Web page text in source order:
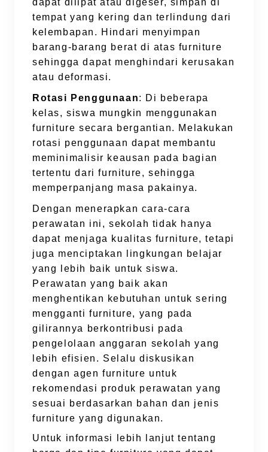
dapat dilipat atau digeser, simpan di
tempat yang kering dan terlindung dari
kelembapan. Hindari menyimpan
barang-barang berat di atas furniture
sehingga dapat menghindari kerusakan
atau deformasi.
Rotasi Penggunaan: Di beberapa
kelas, siswa mungkin menggunakan
furniture secara bergantian. Melakukan
rotasi penggunaan dapat membantu
meminimalisir keausan pada bagian
tertentu dari furniture, sehingga
memperpanjang masa pakainya.
Dengan menerapkan cara-cara
perawatan ini, sekolah tidak hanya
dapat menjaga kualitas furniture, tetapi
juga menciptakan lingkungan belajar
yang lebih baik untuk siswa.
Perawatan yang baik akan
menghentikan kebutuhan untuk sering
mengganti furniture, yang pada
gilirannya berkontribusi pada
pengelolaan anggaran sekolah yang
lebih efisien. Selalu diskusikan
dengan agen furniture untuk
rekomendasi produk perawatan yang
sesuai berdasarkan bahan dan jenis
furniture yang digunakan.
Untuk informasi lebih lanjut tentang